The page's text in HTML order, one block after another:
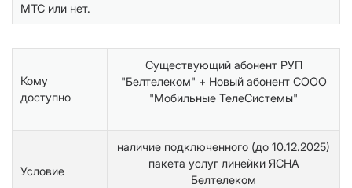
МТС или нет.
Кому
доступно
Существующий абонент РУП
"Белтелеком" + Новый абонент СООО
"Мобильные ТелеСистемы"
Условие
наличие подключенного (до 10.12.2025)
пакета услуг линейки ЯСНА
Белтелеком